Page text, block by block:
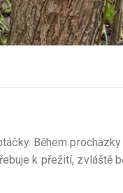
Během
k přežití, zvláště